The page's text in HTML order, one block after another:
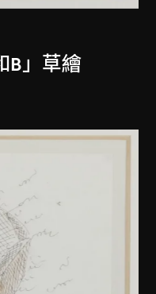
B」草繪